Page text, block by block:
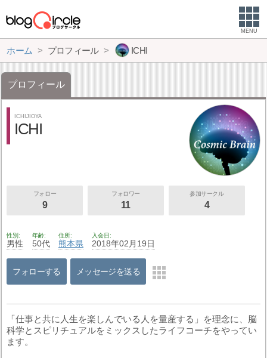
MENU
ホーム プロフィール ICHI
プロフィール
ICHIJIOYA
ICHI
フォロー
9
フォロワー
11
参加サークル
4
性別
男性
年齢
50代
住所
熊本県
入会日
2018年02月19日
フォローする メッセージを送る
「仕事と共に人生を楽しんでいる人を量産する」を理念に、脳
科学とスピリチュアルをミックスしたライフコーチをやってい
ます。